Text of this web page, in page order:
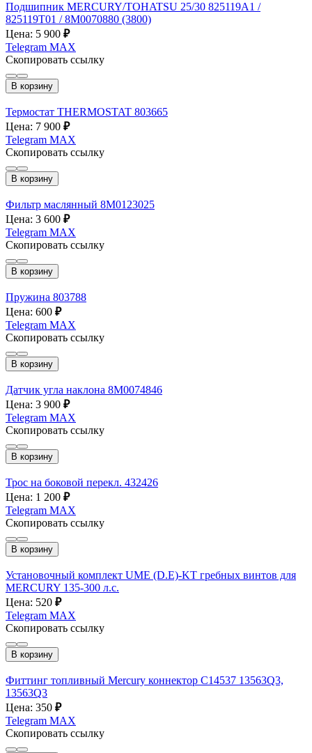
Подшипник MERCURY/TOHATSU 25/30 825119А1 /
825119T01 / 8M0070880 (3800)
Цена: 5 900 ₽
Telegram MAX
Скопировать ссылку
В корзину
Термостат THERMOSTAT 803665
Цена: 7 900 ₽
Telegram MAX
Скопировать ссылку
В корзину
Фильтр маслянный 8M0123025
Цена: 3 600 ₽
Telegram MAX
Скопировать ссылку
В корзину
Пружина 803788
Цена: 600 ₽
Telegram MAX
Скопировать ссылку
В корзину
Датчик угла наклона 8М0074846
Цена: 3 900 ₽
Telegram MAX
Скопировать ссылку
В корзину
Трос на боковой перекл. 432426
Цена: 1 200 ₽
Telegram MAX
Скопировать ссылку
В корзину
Установочный комплект UME (D.E)-KT гребных винтов для
MERCURY 135-300 л.с.
Цена: 520 ₽
Telegram MAX
Скопировать ссылку
В корзину
Фиттинг топливный Mercury коннектор С14537 13563Q3,
13563Q3
Цена: 350 ₽
Telegram MAX
Скопировать ссылку